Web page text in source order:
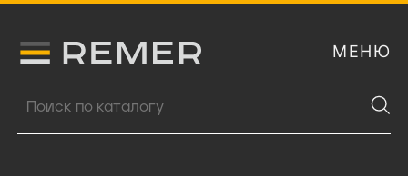
Логитип компании Remer МЕНЮ
Поиск продукции